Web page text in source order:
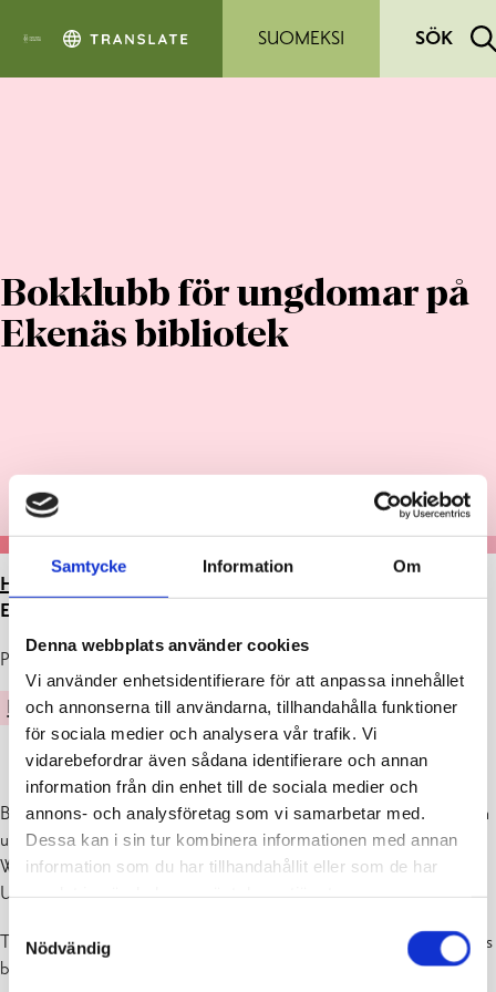
Samtycke Information Om
Denna webbplats använder cookies
Vi använder enhetsidentifierare för att anpassa innehållet
och annonserna till användarna, tillhandahålla funktioner
för sociala medier och analysera vår trafik. Vi
vidarebefordrar även sådana identifierare och annan
information från din enhet till de sociala medier och
annons- och analysföretag som vi samarbetar med.
Dessa kan i sin tur kombinera informationen med annan
information som du har tillhandahållit eller som de har
Nödvändig
SUOMEKSI
SÖK
Bokklubb för ungdomar på
Ekenäs bibliotek
HEM
EKENÄS BIBLIOTEK
Publicerad : 16.02.2026
BIBLIOTEK FRITID
Bokklubben Bokfinkarna för 12–15-åringar träffas en gång i månaden
under skolterminerna. Klubben är tvåspråkig och ledare är Ylwa
Weckström. Deltagarna diskuterar böcker och köper in böcker till
Ungas bokval-hyllan.
Träffarna hålls i Tornet på barn- och ungdomsavdelningen på Ekenäs
bibliotek. Gamla och nya deltagare välkomna med! Bibban bjuder